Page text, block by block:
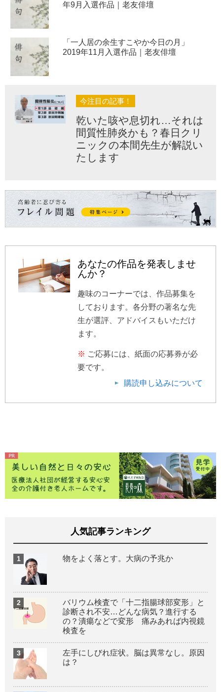
年9月入選作品｜老友俳壇
「一人居の余生すこやか今日の月」
2019年11月入選作品｜老友俳壇
今注目の記事！
乾いた咳や息切れ…それは
間質性肺炎かも？春日クリ
ニックの本間先生が解説い
たします
あなたの作品を発表しませ
んか？
趣味のコーナーでは、作品募集を
しております。各分野の著名な先
生が選評、アドバイスもいただけ
ます。
※ ご応募には、紙面の応募券が必
要です。
購読申し込みについて
人気記事ランキング
物をよく落とす。大病の予兆か
バリウム検査で「十二指腸球部変形」と
診断され不安…どんな病気？進行する
の？潰瘍などで変形 痛みあれば内視鏡
検査を
左手にしびれ症状。脳は異常なし。原因
は？